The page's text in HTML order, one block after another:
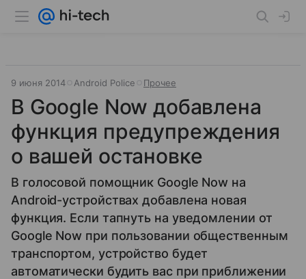
9 июня 2014 Android Police Прочее
В Google Now добавлена
функция предупреждения
о вашей остановке
В голосовой помощник Google Now на
Android-устройствах добавлена новая
функция. Если тапнуть на уведомлении от
Google Now при пользовании общественным
транспортом, устройство будет
автоматически будить вас при приближении